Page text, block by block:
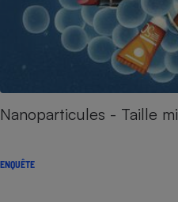
Nanoparticules - Taille
ENQUÊTE